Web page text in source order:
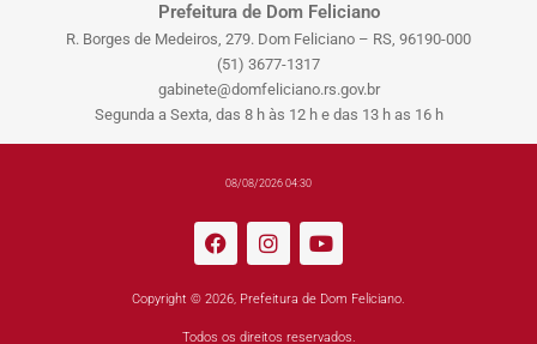
Prefeitura de Dom Feliciano
R. Borges de Medeiros, 279. Dom Feliciano – RS, 96190-000
(51) 3677-1317
gabinete@domfeliciano.rs.gov.br
Segunda a Sexta, das 8 h às 12 h e das 13 h as 16 h
08/08/2026 04:30
Copyright © 2026, Prefeitura de Dom Feliciano.
Todos os direitos reservados.